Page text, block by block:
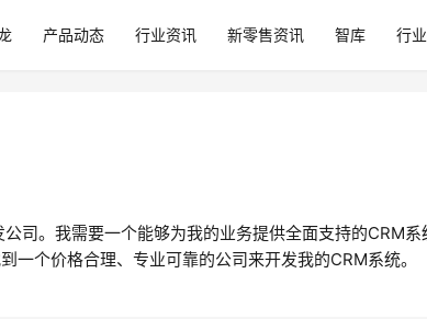
产品动态 行业资讯 新零售资讯 智库 行
司。我需要一个能够为我的业务提供全面支持的CRM
一个价格合理、专业可靠的公司来开发我的CRM系统。